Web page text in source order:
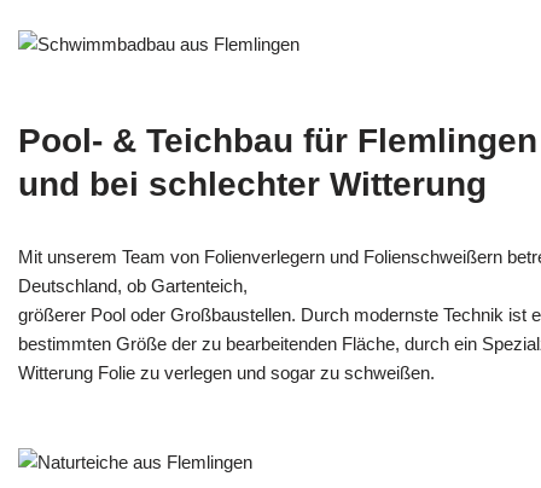
Pool- & Teichbau für
und bei schlechter Witterung
Mit unserem Team von Folienverlegern und Folien­schweißern
Deutschland, ob Gartenteich,
größerer Pool oder Großbaustellen. Durch modernste Technik ist
bestimmten Größe der zu bearbeitenden Fläche, durch ein
Witterung Folie zu verlegen und sogar zu schweißen.